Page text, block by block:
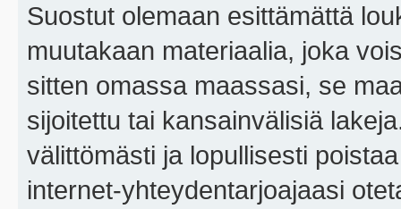
Suostut olemaan esittämättä
muutakaan materiaalia, joka
sitten omassa maassasi, se
sijoitettu tai kansainvälisiä
välittömästi ja lopullisesti
internet-yhteydentarjoajaasi